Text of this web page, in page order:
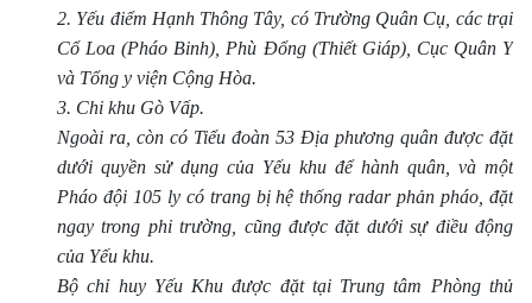
2. Yếu điểm Hạnh Thông Tây, có Trường Quân Cụ, các trại
Cổ Loa (Pháo Binh), Phù Ðổng (Thiết Giáp), Cục Quân Y
và Tổng y viện Cộng Hòa.
3. Chi khu Gò Vấp.
Ngoài ra, còn có Tiểu đoàn 53 Ðịa phương quân được đặt
dưới quyền sử dụng của Yếu khu để hành quân, và một
Pháo đội 105 ly có trang bị hệ thống radar phản pháo, đặt
ngay trong phi trường, cũng được đặt dưới sự điều động
của Yếu khu.
Bộ chỉ huy Yếu Khu được đặt tại Trung tâm Phòng thủ